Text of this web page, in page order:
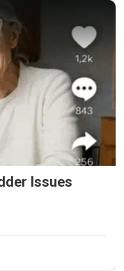
Issues